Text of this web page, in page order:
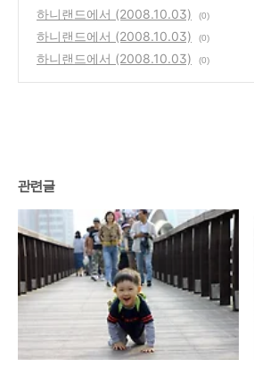
하니랜드에서 (2008.10.03) (0)
하니랜드에서 (2008.10.03) (0)
하니랜드에서 (2008.10.03) (0)
관련글